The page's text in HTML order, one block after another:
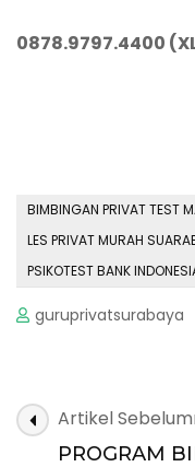
0878.9797.4400
BIMBINGAN PRIVAT TEST
LES PRIVAT MURAH
PSIKOTEST BANK
guruprivatsurabaya
Navigasi
Artikel
Artikel
PROGRAM